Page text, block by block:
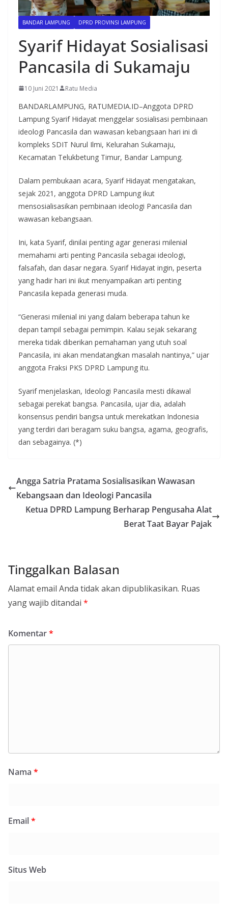
BANDAR LAMPUNG DPRD PROVINSI LAMPUNG
Syarif Hidayat Sosialisasi
Pancasila di Sukamaju
10 Juni 2021 Ratu Media
BANDARLAMPUNG, RATUMEDIA.ID–Anggota DPRD
Lampung Syarif Hidayat menggelar sosialisasi pembinaan
ideologi Pancasila dan wawasan kebangsaan hari ini di
kompleks SDIT Nurul Ilmi, Kelurahan Sukamaju,
Kecamatan Telukbetung Timur, Bandar Lampung.
Dalam pembukaan acara, Syarif Hidayat mengatakan,
sejak 2021, anggota DPRD Lampung ikut
mensosialisasikan pembinaan ideologi Pancasila dan
wawasan kebangsaan.
Ini, kata Syarif, dinilai penting agar generasi milenial
memahami arti penting Pancasila sebagai ideologi,
falsafah, dan dasar negara. Syarif Hidayat ingin, peserta
yang hadir hari ini ikut menyampaikan arti penting
Pancasila kepada generasi muda.
“Generasi milenial ini yang dalam beberapa tahun ke
depan tampil sebagai pemimpin. Kalau sejak sekarang
mereka tidak diberikan pemahaman yang utuh soal
Pancasila, ini akan mendatangkan masalah nantinya,” ujar
anggota Fraksi PKS DPRD Lampung itu.
Syarif menjelaskan, Ideologi Pancasila mesti dikawal
sebagai perekat bangsa. Pancasila, ujar dia, adalah
konsensus pendiri bangsa untuk merekatkan Indonesia
yang terdiri dari beragam suku bangsa, agama, geografis,
dan sebagainya. (*)
Angga Satria Pratama Sosialisasikan Wawasan
Kebangsaan dan Ideologi Pancasila
Ketua DPRD Lampung Berharap Pengusaha Alat
Berat Taat Bayar Pajak
Tinggalkan Balasan
Alamat email Anda tidak akan dipublikasikan. Ruas
yang wajib ditandai *
Komentar*
Nama *
Email*
Situs Web